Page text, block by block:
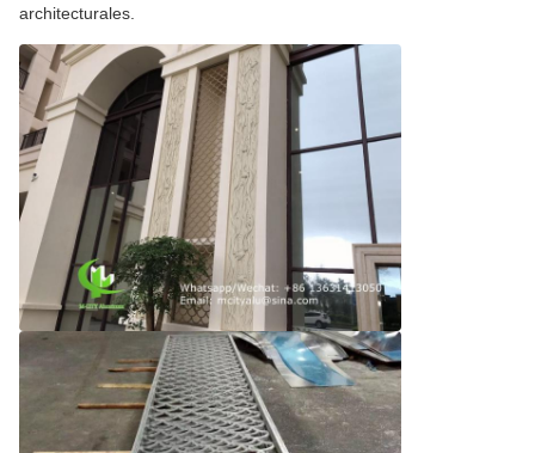
architecturales.